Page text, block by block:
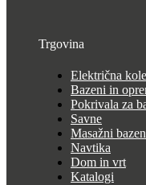
Trgovina
Električna
Bazeni in
Pokrivala za
Savne
Masažni
Navtika
Dom in vrt
Katalogi